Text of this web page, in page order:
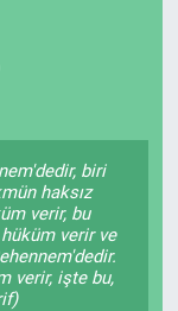
biri
haksız
verir, bu
verir ve
verir, işte bu,